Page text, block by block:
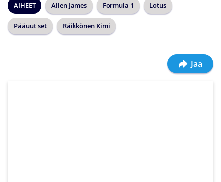
AIHEET Allen James Formula 1 Lotus
Pääuutiset Räikkönen Kimi
Jaa